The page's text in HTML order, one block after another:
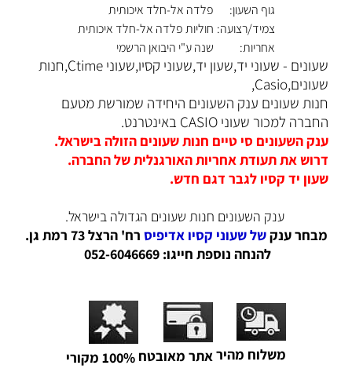
גוף השעון:
פלדה אל-חלד איכותית
צמיד/רצועה: חוליות פלדה אל-חלד איכותית
אחריות:
שנה ע"י היבואן הרשמי
שעונים - שעוני יד,שעון יד,שעוני קסיו,שעוני Ctime,חנות
שעונים,Casio,
חנות שעונים ענק השעונים היחידה שמורשת מטעם
החברה למכור שעוני CASIO באינטרנט.
ענק השעונים סי טיים חנות שעונים הזולה בישראל.
דרוש את תעודת אחריות האורגנלית של החברה.
שעון יד קסיו לגבר דגם חדש.
ענק השעונים חנות שעונים הגדולה בישראל.
מבחר ענקשל שעוני קסיו אדיפיס רח' הרצל 73 רמת גן.
להנחה נוספת חייגו: 052-6046669
משלוח מהיראתר מאובטח 100% מקורי